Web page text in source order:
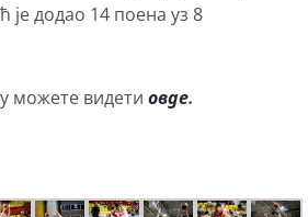
је додао 14 поена уз 8
можете видети овде.